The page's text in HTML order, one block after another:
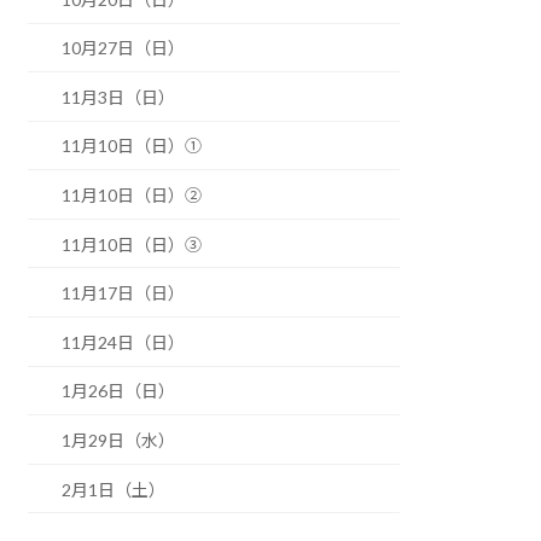
10月27日（日）
11月3日（日）
11月10日（日）①
11月10日（日）②
11月10日（日）③
11月17日（日）
11月24日（日）
1月26日（日）
1月29日（水）
2月1日（土）